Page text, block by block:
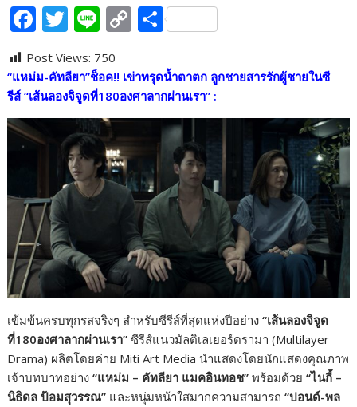
F
e
b
o
o
T
itt
er
Li
e
C
p
y
Li
n
k
S
ar
e
Post Views: 750
“แหม่ม-คัทลียา”ช็อค!! เข่าทรุดน้ำตาตก ลูกชายสารรักผู้ชายในซี
รีส์ “เส้นลองจิจูดที่180องศาลากผ่านเรา” :
เข้มข้นครบทุกรสจริงๆ สำหรับซีรีส์ที่สุดแห่งปีอย่าง“เส้นลองจิจูด
ที่180องศาลากผ่านเรา” ซีรีส์แนวมัลติเลเยอร์ดรามา (Multilayer
Drama) ผลิตโดยค่าย Miti Art Media นำแสดงโดยนักแสดงคุณภาพ
เจ้าบทบาทอย่าง“แหม่ม – คัทลียา แมคอินทอช” พร้อมด้วย“ไนกี้ –
นิธิดล ป้อมสุวรรณ” และหนุ่มหน้าใสมากความสามารถ“ปอนด์-พล